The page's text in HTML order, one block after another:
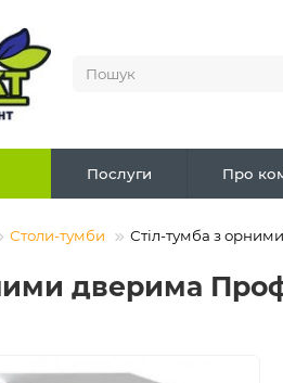
Послуги Про
Столи-тумби Стіл-тумба з
дверима